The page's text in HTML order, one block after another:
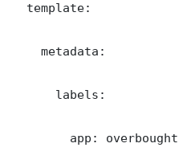
  template:
    metadata:
      labels:
        app: overbought